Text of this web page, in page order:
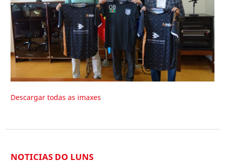
Descargar todas as imaxes
NOTICIAS DO LUNS